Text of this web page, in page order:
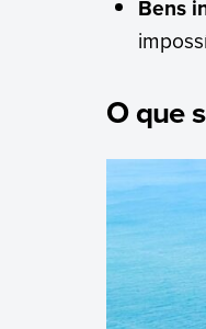
Bens
O que